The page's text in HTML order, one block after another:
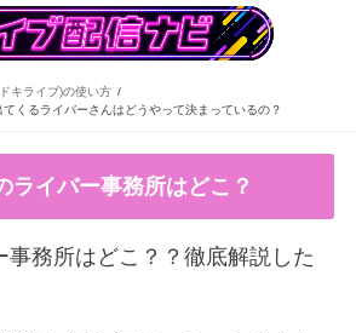
キライブ)の使い方
くるライバーさんはどうやって決まっているの？
ライバー事務所はどこ？
事務所はどこ？？徹底解説した